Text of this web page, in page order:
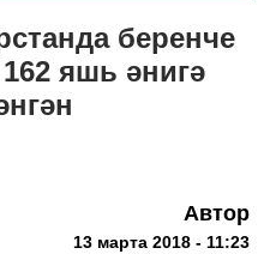
беренче
яшь әнигә
Автор
13 марта 2018 - 11:23